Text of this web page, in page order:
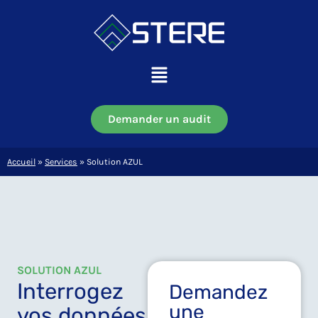
Main
Menu
Demander un audit
Accueil » Services » Solution AZUL
SOLUTION AZUL
Interrogez
Demandez
une